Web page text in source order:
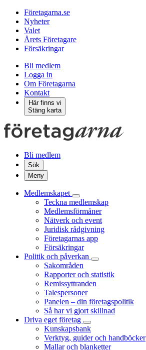
Företagarna.se
Nyheter
Valet
Årets Företagare
Försäkringar
Bli medlem
Logga in
Om Företagarna
Kontakt
Här finns vi
Stäng karta
Bli medlem
Sök
Meny
Medlemskapet
Teckna medlemskap
Medlemsförmåner
Nätverk och event
Juridisk rådgivning
Företagarnas app
Försäkringar
Politik och påverkan
Sakområden
Rapporter och statistik
Remissyttranden
Talespersoner
Panelen – din företagspolitik
Så har vi gjort skillnad
Driva eget företag
Kunskapsbank
Verktyg, guider och handböcker
Mallar och blanketter